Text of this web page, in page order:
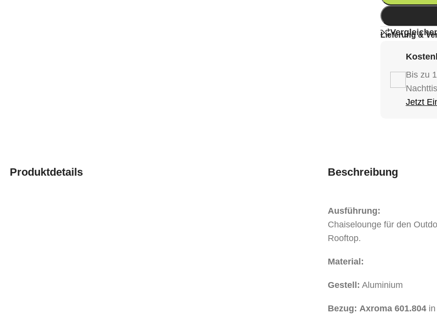
Lieferung &
Bis zu
Jetzt
Produktdetails Beschreibung
Ausführung:
Chaiselounge für den
Rooftop.
Material:
Gestell: Aluminium
Bezug: Axroma 601.804 in